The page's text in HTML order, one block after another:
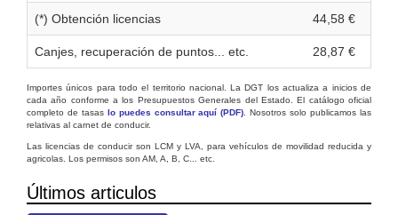
(*) Obtención licencias 44,58 €
Canjes, recuperación de puntos... etc. 28,87 €
Importes únicos para todo el territorio nacional. La DGT los actualiza a inicios de
cada año conforme a los Presupuestos Generales del Estado. El catálogo oficial
completo de tasas lo puedes consultar aquí (PDF) . Nosotros solo publicamos las
relativas al carnet de conducir.
Las licencias de conducir son LCM y LVA, para vehículos de movilidad reducida y
agricolas. Los permisos son AM, A, B, C... etc.
Últimos articulos